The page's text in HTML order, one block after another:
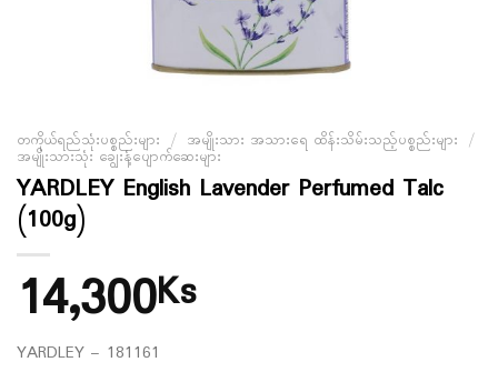
တကိုယ်ရည်သုံးပစ္စည်းများ / အမျိုးသား အသားရေ ထိန်းသိမ်းသည့်ပစ္စည်းများ /
အမျိုးသားသုံး ချွေးနံ့ပျောက်ဆေးများ
YARDLEY English Lavender Perfumed Talc
(100g)
14,300Ks
YARDLEY – 181161